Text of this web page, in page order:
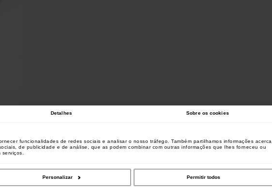
Detalhes Sobre os cookies
funcionalidades de redes sociais e analisar o nosso tráfego. Também partilhamos informações acerca
de publicidade e de análise, que as podem combinar com outras informações que lhes forneceu ou
Personalizar Permitir todos